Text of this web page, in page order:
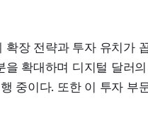
장 전략과 투자 유치가
확대하며 디지털 달러
중이다. 또한 이 투자 부